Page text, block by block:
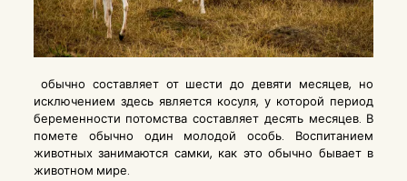
обычно составляет от шести до девяти месяцев, но
исключением здесь является косуля, у которой период
беременности потомства составляет десять месяцев. В
помете обычно один молодой особь. Воспитанием
животных занимаются самки, как это обычно бывает в
животном мире.